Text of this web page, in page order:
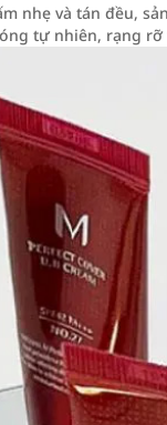
nhẹ và tán đều,
tự nhiên, rạng rỡ